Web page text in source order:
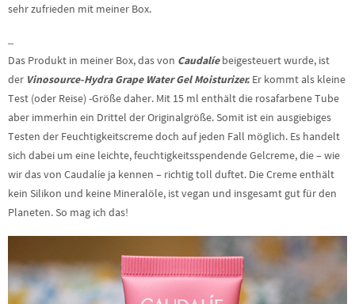
sehr zufrieden mit meiner Box.
–
Das Produkt in meiner Box, das von Caudalíebeigesteuert wurde, ist
der Vinosource-Hydra Grape Water Gel Moisturizer. Er kommt als kleine
Test (oder Reise) -Größe daher. Mit 15 ml enthält die rosafarbene Tube
aber immerhin ein Drittel der Originalgröße. Somit ist ein ausgiebiges
Testen der Feuchtigkeitscreme doch auf jeden Fall möglich. Es handelt
sich dabei um eine leichte, feuchtigkeitsspendende Gelcreme, die – wie
wir das von Caudalíe ja kennen – richtig toll duftet. Die Creme enthält
kein Silikon und keine Mineralöle, ist vegan und insgesamt gut für den
Planeten. So mag ich das!